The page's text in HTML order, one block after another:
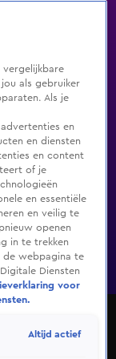
Genres
Bondgenoten
vergelijkbare
als gebruiker
Als je
en
en diensten
en content
of je
en essentiële
en veilig te
openen
in te trekken
de webpagina te
Diensten
voor
Altijd actief